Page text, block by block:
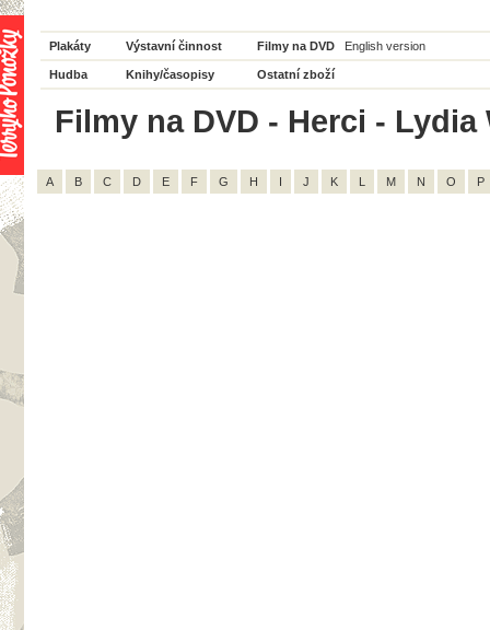
Plakáty Výstavní činnost Filmy na DVD English version
Hudba Knihy/časopisy Ostatní zboží
Filmy na DVD - Herci -
A B C D E F G H I J K L M N O P